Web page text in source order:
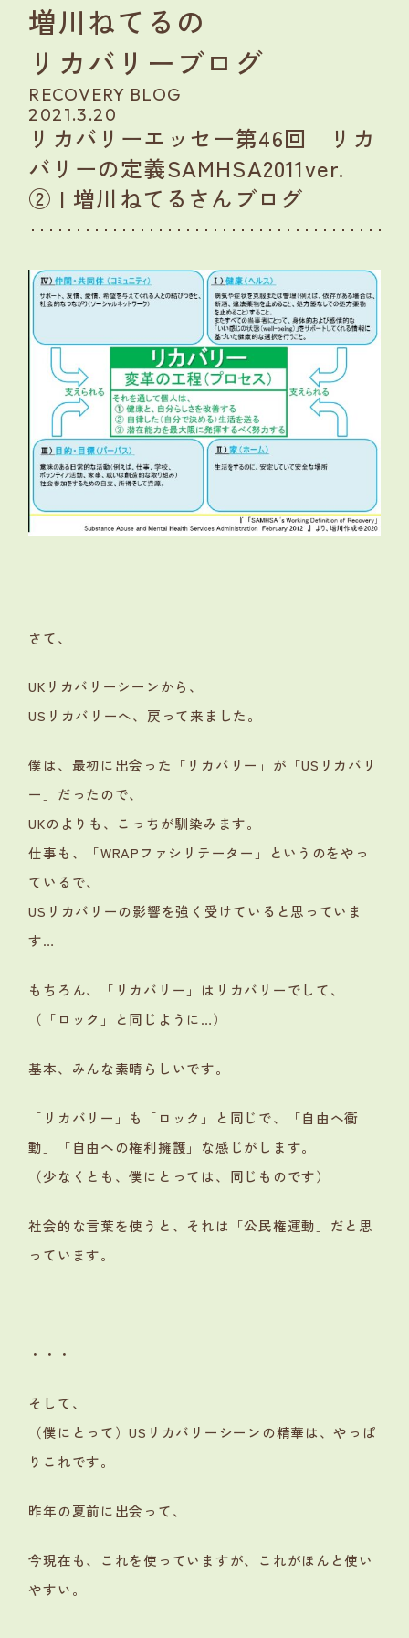
増川ねてるの
リカバリーブログ
RECOVERY BLOG
2021.3.20
リカバリーエッセー第46回 リカ
バリーの定義SAMHSA2011ver.
② | 増川ねてるさんブログ
さて、
UKリカバリーシーンから、
USリカバリーへ、戻って来ました。
僕は、最初に出会った「リカバリー」が「USリカバリ
ー」だったので、
UKのよりも、こっちが馴染みます。
仕事も、「WRAPファシリテーター」というのをやっ
ているで、
USリカバリーの影響を強く受けていると思っていま
す…
もちろん、「リカバリー」はリカバリーでして、
（「ロック」と同じように…）
基本、みんな素晴らしいです。
「リカバリー」も「ロック」と同じで、「自由へ衝
動」「自由への権利擁護」な感じがします。
（少なくとも、僕にとっては、同じものです）
社会的な言葉を使うと、それは「公民権運動」だと思
っています。
・・・
そして、
（僕にとって）USリカバリーシーンの精華は、やっぱ
りこれです。
昨年の夏前に出会って、
今現在も、これを使っていますが、これがほんと使い
やすい。